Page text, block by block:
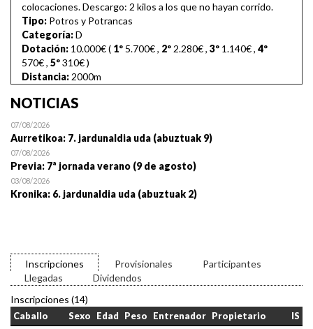
colocaciones. Descargo: 2 kilos a los que no hayan corrido.
Tipo: Potros y Potrancas
Categoría:D
Dotación: 10.000€ ( 1º 5.700€, 2º 2.280€, 3º 1.140€, 4º
570€, 5º310€)
Distancia: 2000m
NOTICIAS
07/08/2026
Aurretikoa: 7. jardunaldia uda (abuztuak 9)
07/08/2026
Previa: 7ª jornada verano (9 de agosto)
03/08/2026
Kronika: 6. jardunaldia uda (abuztuak 2)
Inscripciones Provisionales
Participantes
Llegadas
Dividendos
Inscripciones (14)
Caballo Sexo Edad Peso Entrenador Propietario
IS